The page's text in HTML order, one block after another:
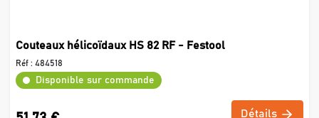
Couteaux hélicoïdaux HS 82 RF - Festool
Réf : 484518
Disponible sur commande
Détails